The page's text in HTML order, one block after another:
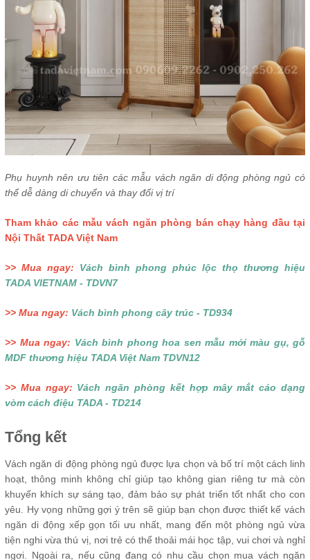
Phụ huynh nên ưu tiên các mẫu vách ngăn di động phòng ngủ có
thể dễ dàng di chuyển và thay đổi vị trí
Tham khảo các mẫu vách ngăn phòng bán chạy hàng đầu tại
Nội Thất TADA Việt Nam
>> Mua ngay: Vách bình phong phúc lộc thọ thương hiệu
TADA VIETNAM - TDVN7
>> Mua ngay: Vách bình phong cây trúc - TD934
>> Mua ngay: Vách bình phong hoa sen mẫu mới màu gụ, gỗ
MDF thương hiệu TADA Việt Nam TDVN12
>> Mua ngay: Vách ngăn phòng kết hợp mây mắt cáo dạng
vòm cách điệu TADA - TD214
Tổng kết
Vách ngăn di động phòng ngủ được lựa chọn và bố trí một cách linh
hoạt, thông minh không chỉ giúp tạo không gian riêng tư mà còn
khuyến khích sự sáng tạo, đảm bảo sự phát triển tốt nhất cho con
yêu. Hy vọng những gợi ý trên sẽ giúp bạn chọn được thiết kế vách
ngăn di động xếp gọn tối ưu nhất, mang đến một phòng ngủ vừa
tiện nghi vừa thú vị, nơi trẻ có thể thoải mái học tập, vui chơi và nghỉ
ngơi. Ngoài ra, nếu cũng đang có nhu cầu chọn mua vách ngăn